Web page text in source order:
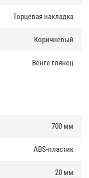
Торцевая накладка
Коричневый
Венге глянец
700 мм
ABS-пластик
20 мм